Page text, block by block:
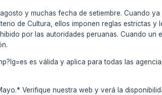
y muchas fecha de setiembre. Cuando ya
de Cultura, ellos imponen reglas estrictas y
por las autoridades peruanas. Cuando un
es válida y aplica para todas las
Verifique nuestra web y verá la